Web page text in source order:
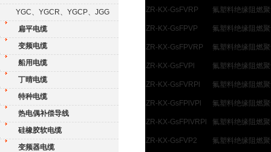
YGC、YGCR、YGCP、JGG
扁平电缆
变频电缆
船用电缆
丁晴电缆
特种电缆
热电偶补偿导线
硅橡胶软电缆
变频器电缆
ZR-KX-GsFVRP 氟塑料绝缘阻燃
ZR-KX-GsFPVP 氟塑料绝缘阻燃
ZR-KX-GsFPVRP 氟塑料绝缘阻燃
ZR-KX-GsFVPl 氟塑料绝缘阻燃
ZR-KX-GsFVRPl 氟塑料绝缘阻燃
ZR-KX-GsFPlVPl 氟塑料绝缘阻燃
ZR-KX-GsFPlVRPl 氟塑料绝缘阻燃
ZR-KX-GsFVP2 氟塑料绝缘阻燃